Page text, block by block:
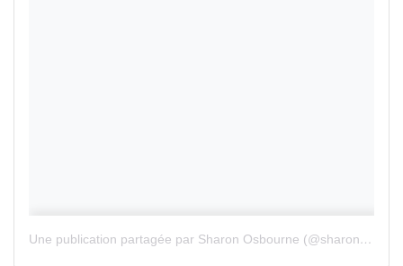
Une publication partagée par Sharon Osbourne (@sharonosbourne)